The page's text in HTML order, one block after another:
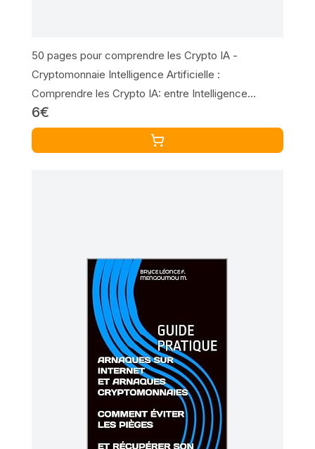
50 pages pour comprendre les Crypto IA -
Cryptomonnaie Intelligence Artificielle :
Comprendre les Crypto IA: entre Intelligence
Artificielle, Blockchain et Cryptomonnaie tout savoir
6€